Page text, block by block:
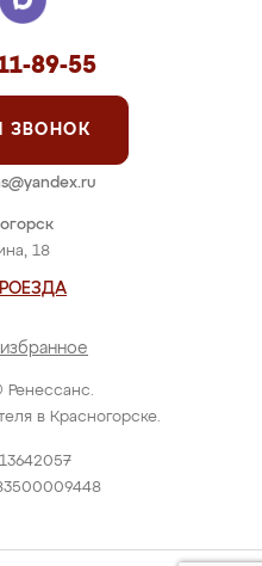
Ренессанс.
в Красногорске.
18
89-55
ЗВОНОК